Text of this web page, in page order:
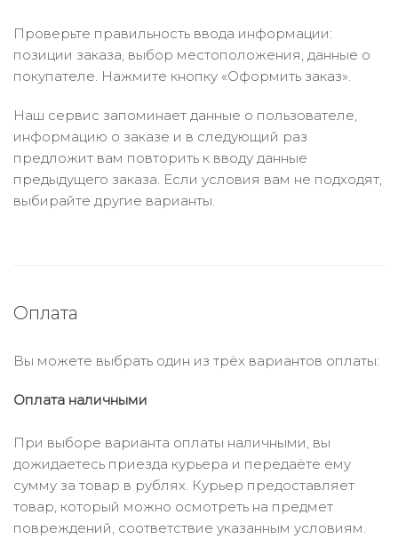
Проверьте правильность ввода информации:
позиции заказа, выбор местоположения, данные о
покупателе. Нажмите кнопку «Оформить заказ».
Наш сервис запоминает данные о пользователе,
информацию о заказе и в следующий раз
предложит вам повторить к вводу данные
предыдущего заказа. Если условия вам не подходят,
выбирайте другие варианты.
Оплата
Вы можете выбрать один из трёх вариантов оплаты:
Оплата наличными
При выборе варианта оплаты наличными, вы
дожидаетесь приезда курьера и передаёте ему
сумму за товар в рублях. Курьер предоставляет
товар, который можно осмотреть на предмет
повреждений, соответствие указанным условиям.